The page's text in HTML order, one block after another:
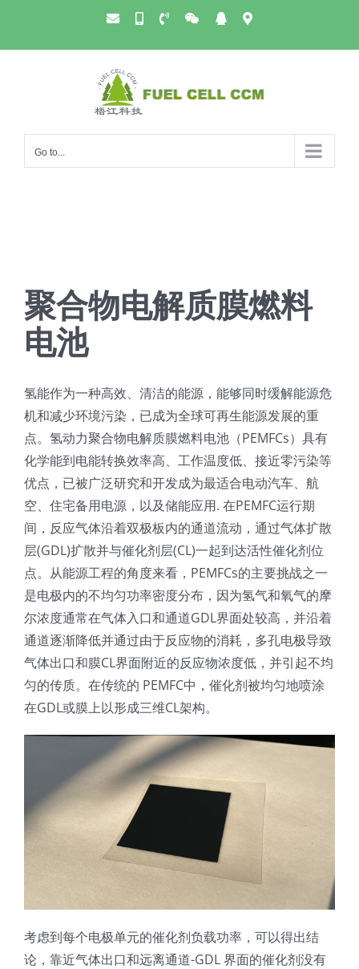
content
邮
电
QQ 公
Go to...
聚合物电解质膜燃料
电池
氢能作为一种高效、清洁的能源，能够同时缓解能源危
机和减少环境污染，已成为全球可再生能源发展的重
点。氢动力聚合物电解质膜燃料电池（PEMFCs）具有
化学能到电能转换效率高、工作温度低、接近零污染等
优点，已被广泛研究和开发成为最适合电动汽车、航
空、住宅备用电源，以及储能应用. 在PEMFC运行期
间，反应气体沿着双极板内的通道流动，通过气体扩散
层(GDL)扩散并与催化剂层(CL)一起到达活性催化剂位
点。从能源工程的角度来看，PEMFCs的主要挑战之一
是电极内的不均匀功率密度分布，因为氢气和氧气的摩
尔浓度通常在气体入口和通道GDL界面处较高，并沿着
通道逐渐降低并通过由于反应物的消耗，多孔电极导致
气体出口和膜CL界面附近的反应物浓度低，并引起不均
匀的传质。在传统的 PEMFC中，催化剂被均匀地喷涂
在GDL或膜上以形成三维CL架构。
考虑到每个电极单元的催化剂负载功率，可以得出结
论，靠近气体出口和远离通道-GDL 界面的催化剂没有